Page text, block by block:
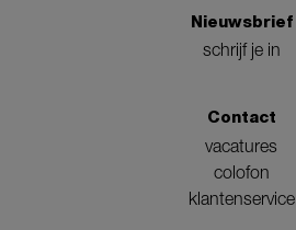
Nieuwsbrief
schrijf je in
Contact
vacatures
colofon
klantenservice